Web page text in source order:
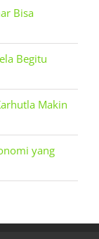
Bisa
Begitu
Makin
yang